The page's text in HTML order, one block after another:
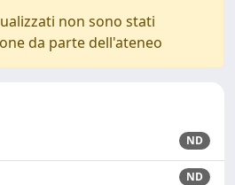
non sono stati
da parte dell'ateneo
ND
ND